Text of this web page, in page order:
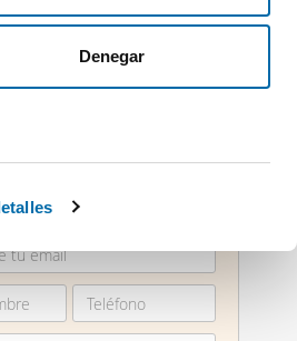
Denegar
Ver teléfono